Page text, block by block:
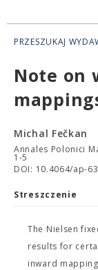
PRZESZUKAJ
Note on
Michal Fečkan
Annales Polonici
1-5
DOI: 10.4064/ap-
Streszczenie
The Nielsen
results for
inward